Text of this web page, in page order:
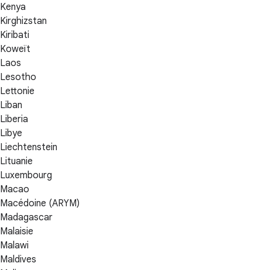
Kenya
Kirghizstan
Kiribati
Koweït
Laos
Lesotho
Lettonie
Liban
Liberia
Libye
Liechtenstein
Lituanie
Luxembourg
Macao
Macédoine (ARYM)
Madagascar
Malaisie
Malawi
Maldives